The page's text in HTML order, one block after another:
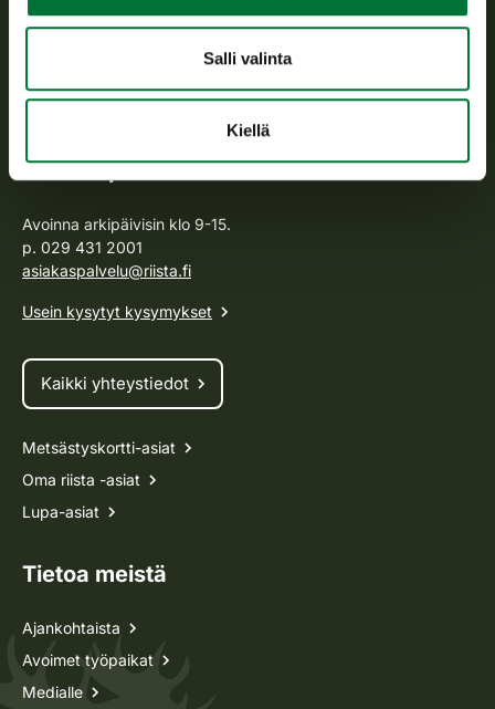
Salli valinta
Kiellä
riistanhoitoyhdistysten toimintaa ja huolehtii riistapolitiikan
toimeenpanosta sekä vastaa sille säädetyistä julkisista
Tietoa meistä
Asiakaspalvelu
Avoinna arkipäivisin klo 9-15.
p. 029 431 2001
asiakaspalvelu@riista.fi
Usein kysytyt kysymykset
Kaikki yhteystiedot
Metsästyskortti-asiat
Oma riista -asiat
Lupa-asiat
Tietoa meistä
Ajankohtaista
Avoimet työpaikat
Medialle